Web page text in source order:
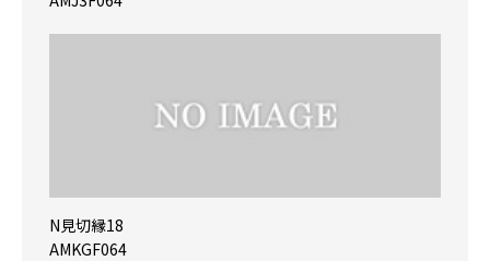
N見切縁18
AMKGF064